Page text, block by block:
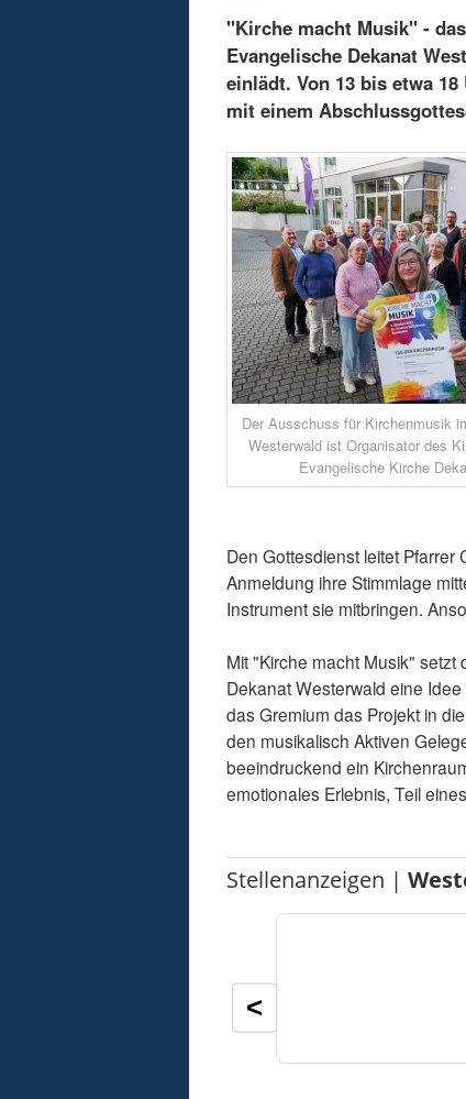
"Kirche macht Musik" -
Evangelische Dekanat
einlädt. Von 13 bis etwa
mit einem
Der Ausschuss für Kirchenmusik
Westerwald ist Organisator des
Evangelische Kirche
Den Gottesdienst leitet Pfarrer
Anmeldung ihre Stimmlage
Instrument sie mitbringen.
Mit "Kirche macht Musik"
Dekanat Westerwald eine
das Gremium das Projekt in
den musikalisch Aktiven
beeindruckend ein
emotionales Erlebnis, Teil
Stellenanzeigen |
<